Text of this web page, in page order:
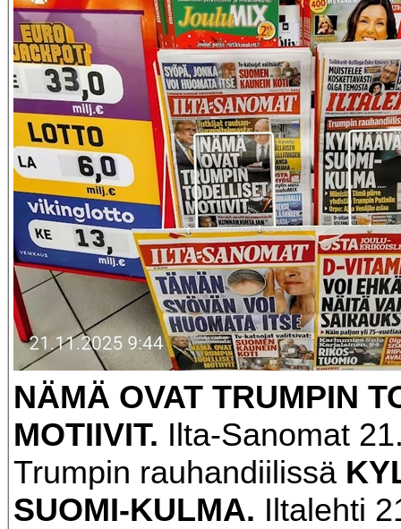
NÄMÄ OVAT TRUMPIN
MOTIIVIT. Ilta-Sanomat
Trumpin rauhandiilissä
SUOMI-KULMA. Iltalehti